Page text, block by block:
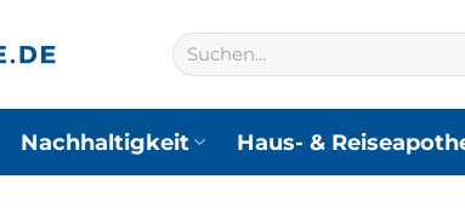
Suchen
nach:
Nachhaltigkeit Haus- &